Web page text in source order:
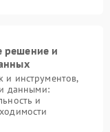
решение и
и инструментов,
данными:
и